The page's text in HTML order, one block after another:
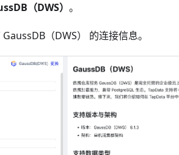
（DWS） 。
（DWS） 的连接信息。